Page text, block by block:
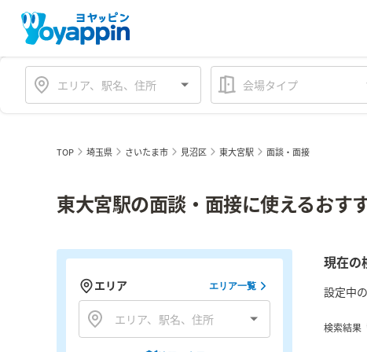
会場タイプ
TOP 埼玉県 さいたま市 見沼区 東大宮駅 面談・面接
東大宮駅の面談・面接に使えるおす
現在の
設定中
検索結果
エリア エリア一覧